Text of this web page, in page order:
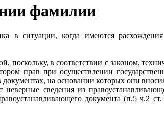
фамилии
в ситуации, когда имеются
в соответствии с законом,
прав при осуществлении
на основании которых они
сведения из
документа (п.5 ч.2